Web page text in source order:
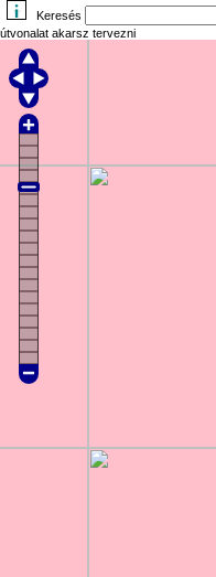
Keresés
útvonalat akarsz tervezni